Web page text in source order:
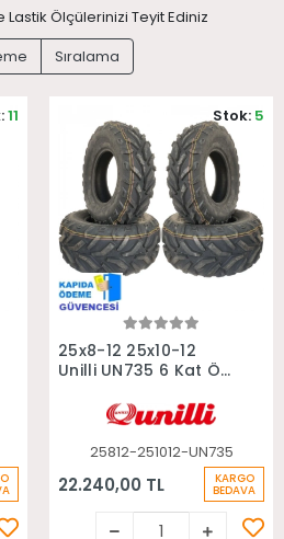
Ölçülerinizi Teyit Ediniz
Sıralama
11
Sepete Ekle
25x8-12 25x10-12
Unilli UN735 6 Kat Ön
Lastiği
25812-251012-UN735
22.240,00 TL KARGO
BEDAVA
Stok: 5